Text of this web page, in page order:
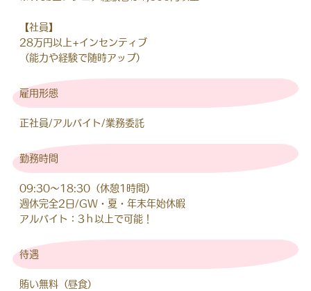
【社員】
28万円以上+インセンティブ
（能力や経験で随時アップ）
雇用形態
正社員/アルバイト/業務委託
勤務時間
09:30～18:30（休憩1時間）
週休完全2日/GW・夏・年末年始休暇
アルバイト：3ｈ以上で可能！
待遇
賄い無料（昼食）